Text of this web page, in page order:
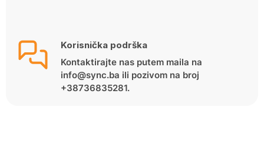
Korisnička podrška
Kontaktirajte nas putem maila na
info@sync.ba ili pozivom na broj
+38736835281.